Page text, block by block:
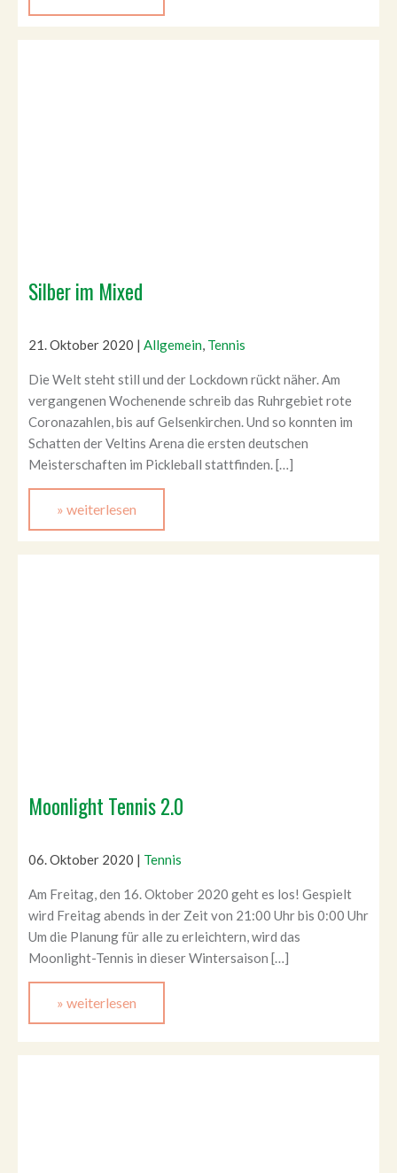
Silber im Mixed
21. Oktober 2020 | Allgemein, Tennis
Die Welt steht still und der Lockdown rückt näher. Am
vergangenen Wochenende schreib das Ruhrgebiet rote
Coronazahlen, bis auf Gelsenkirchen. Und so konnten im
Schatten der Veltins Arena die ersten deutschen
Meisterschaften im Pickleball stattfinden. […]
» weiterlesen
Moonlight Tennis 2.0
06. Oktober 2020 | Tennis
Am Freitag, den 16. Oktober 2020 geht es los! Gespielt
wird Freitag abends in der Zeit von 21:00 Uhr bis 0:00 Uhr
Um die Planung für alle zu erleichtern, wird das
Moonlight-Tennis in dieser Wintersaison […]
» weiterlesen